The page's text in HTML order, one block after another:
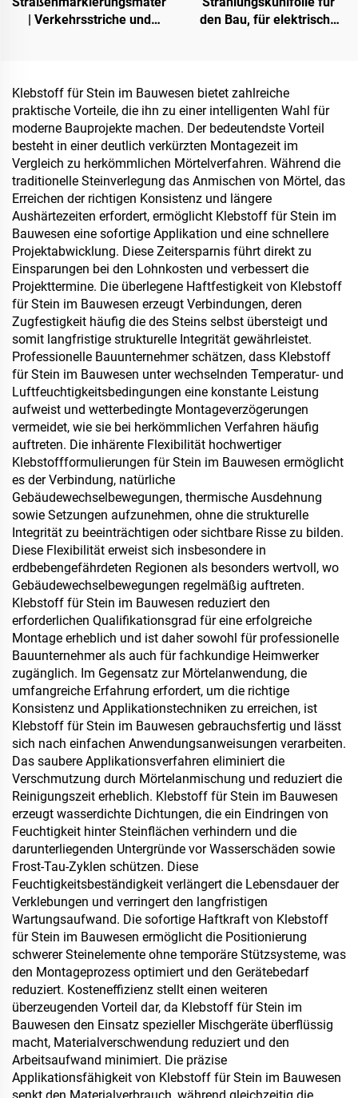
| Verkehrsstriche und
den Bau, für elektrische
Verkehrseinrichtungen
und Außenanlagen sowie
für neu entstehende
Lebensstil-Anwendungen
Klebstoff für Stein im Bauwesen bietet zahlreiche
praktische Vorteile, die ihn zu einer intelligenten Wahl für
moderne Bauprojekte machen. Der bedeutendste Vorteil
besteht in einer deutlich verkürzten Montagezeit im
Vergleich zu herkömmlichen Mörtelverfahren. Während die
traditionelle Steinverlegung das Anmischen von Mörtel, das
Erreichen der richtigen Konsistenz und längere
Aushärtezeiten erfordert, ermöglicht Klebstoff für Stein im
Bauwesen eine sofortige Applikation und eine schnellere
Projektabwicklung. Diese Zeitersparnis führt direkt zu
Einsparungen bei den Lohnkosten und verbessert die
Projekttermine. Die überlegene Haftfestigkeit von Klebstoff
für Stein im Bauwesen erzeugt Verbindungen, deren
Zugfestigkeit häufig die des Steins selbst übersteigt und
somit langfristige strukturelle Integrität gewährleistet.
Professionelle Bauunternehmer schätzen, dass Klebstoff
für Stein im Bauwesen unter wechselnden Temperatur- und
Luftfeuchtigkeitsbedingungen eine konstante Leistung
aufweist und wetterbedingte Montageverzögerungen
vermeidet, wie sie bei herkömmlichen Verfahren häufig
auftreten. Die inhärente Flexibilität hochwertiger
Klebstoffformulierungen für Stein im Bauwesen ermöglicht
es der Verbindung, natürliche
Gebäudewechselbewegungen, thermische Ausdehnung
sowie Setzungen aufzunehmen, ohne die strukturelle
Integrität zu beeinträchtigen oder sichtbare Risse zu bilden.
Diese Flexibilität erweist sich insbesondere in
erdbebengefährdeten Regionen als besonders wertvoll, wo
Gebäudewechselbewegungen regelmäßig auftreten.
Klebstoff für Stein im Bauwesen reduziert den
erforderlichen Qualifikationsgrad für eine erfolgreiche
Montage erheblich und ist daher sowohl für professionelle
Bauunternehmer als auch für fachkundige Heimwerker
zugänglich. Im Gegensatz zur Mörtelanwendung, die
umfangreiche Erfahrung erfordert, um die richtige
Konsistenz und Applikationstechniken zu erreichen, ist
Klebstoff für Stein im Bauwesen gebrauchsfertig und lässt
sich nach einfachen Anwendungsanweisungen verarbeiten.
Das saubere Applikationsverfahren eliminiert die
Verschmutzung durch Mörtelanmischung und reduziert die
Reinigungszeit erheblich. Klebstoff für Stein im Bauwesen
erzeugt wasserdichte Dichtungen, die ein Eindringen von
Feuchtigkeit hinter Steinflächen verhindern und die
darunterliegenden Untergründe vor Wasserschäden sowie
Frost-Tau-Zyklen schützen. Diese
Feuchtigkeitsbeständigkeit verlängert die Lebensdauer der
Verklebungen und verringert den langfristigen
Wartungsaufwand. Die sofortige Haftkraft von Klebstoff
für Stein im Bauwesen ermöglicht die Positionierung
schwerer Steinelemente ohne temporäre Stützsysteme, was
den Montageprozess optimiert und den Gerätebedarf
reduziert. Kosteneffizienz stellt einen weiteren
überzeugenden Vorteil dar, da Klebstoff für Stein im
Bauwesen den Einsatz spezieller Mischgeräte überflüssig
macht, Materialverschwendung reduziert und den
Arbeitsaufwand minimiert. Die präzise
Applikationsfähigkeit von Klebstoff für Stein im Bauwesen